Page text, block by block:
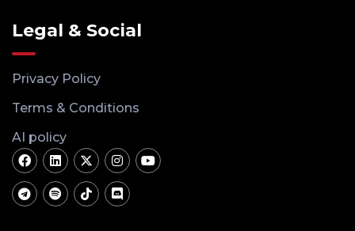
Legal & Social
Privacy Policy
Terms & Conditions
AI policy